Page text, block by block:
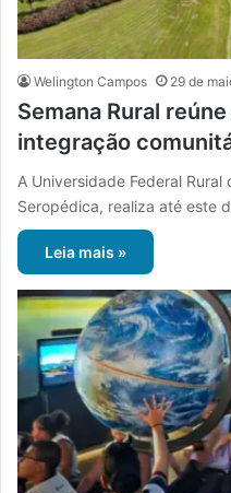
Welington Campos 29 de
Semana Rural
integração
A Universidade Federal Rural
Seropédica, realiza até este
Leia mais »